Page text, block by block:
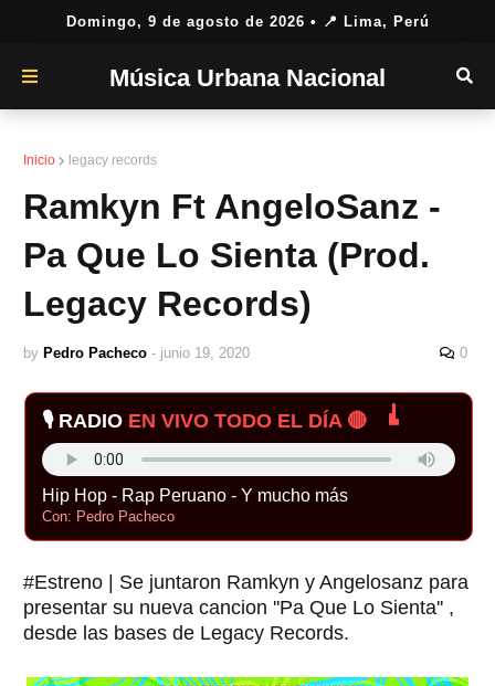
Domingo, 9 de agosto de 2026 • 📍 Lima, Perú
Música Urbana Nacional
Inicio legacy records
Ramkyn Ft AngeloSanz -
Pa Que Lo Sienta (Prod.
Legacy Records)
by Pedro Pacheco - junio 19, 2020 0
🎙️ RADIO EN VIVO TODO EL DÍA 🔴
Hip Hop - Rap Peruano - Y mucho más
Con: Pedro Pacheco
#Estreno | Se juntaron Ramkyn y Angelosanz para
presentar su nueva cancion ''Pa Que Lo Sienta'' ,
desde las bases de Legacy Records.